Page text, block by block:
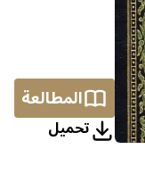
المطالعة
تحمیل